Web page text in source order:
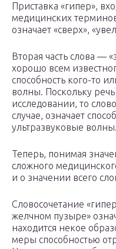
Приставка «гипер»,
медицинских
означает «сверх»,
Вторая часть слова —
хорошо всем
способность кого-то
волны. Поскольку
исследовании, то
случае, означает
ультразвуковые волны.
Теперь, понимая
сложного
и о значении всего
Словосочетание
желчном пузыре»
находится некое
меры способностью